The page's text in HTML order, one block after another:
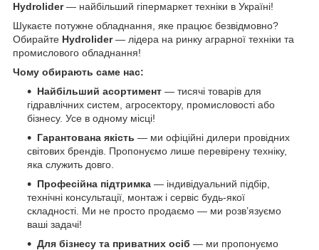
Hydrolider— найбільший гіпермаркет техніки в Україні!
Шукаєте потужне обладнання, яке працює безвідмовно?
Обирайте Hydrolider— лідера на ринку аграрної техніки та
промислового обладнання!
Чому обирають саме нас:
Найбільший асортимент — тисячі товарів для
гідравлічних систем, агросектору, промисловості або
бізнесу. Усе в одному місці!
Гарантована якість — ми офіційні дилери провідних
світових брендів. Пропонуємо лише перевірену техніку,
яка служить довго.
Професійна підтримка — індивідуальний підбір,
технічні консультації, монтаж і сервіс будь-якої
складності. Ми не просто продаємо — ми розв’язуємо
ваші задачі!
Для бізнесу та приватних осіб — ми пропонуємо